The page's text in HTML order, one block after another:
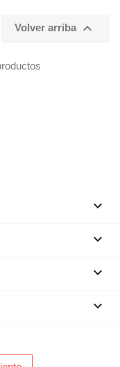
Volver arriba 


keyboard_arrow_down
